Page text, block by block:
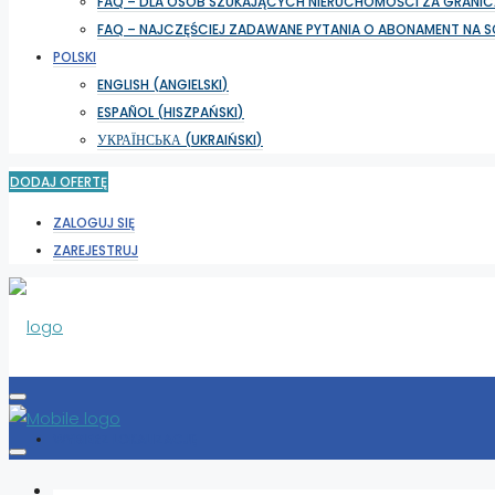
FAQ – NAJCZĘŚCIEJ ZADAWANE PYTANIA O ABONAMENT NA
POLSKI
ENGLISH (ANGIELSKI)
ESPAÑOL (HISZPAŃSKI)
УКРАЇНСЬКА (UKRAIŃSKI)
DODAJ OFERTĘ
ZALOGUJ SIĘ
ZAREJESTRUJ